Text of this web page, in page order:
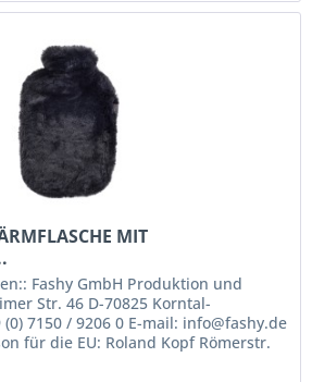
MIT
Fashy GmbH Produktion und
Str. 46 D-70825 Korntal-
7150 / 9206 0 E-mail: info@fashy.de
für die EU: Roland Kopf Römerstr.